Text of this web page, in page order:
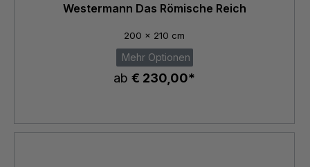
Westermann Das Römische Reich
200 x 210 cm
Mehr Optionen
ab € 230,00*